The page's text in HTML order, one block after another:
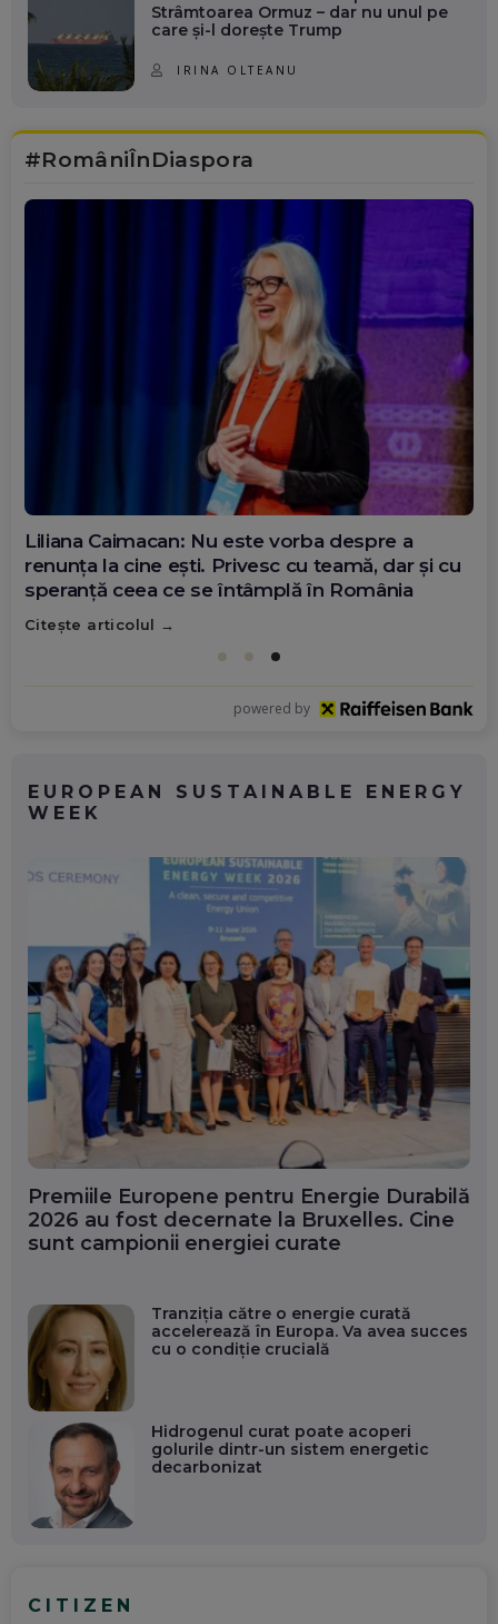
Strâmtoarea Ormuz – dar nu unul pe
care și-l dorește Trump
IRINA OLTEANU
#RomâniÎnDiaspora
Diana Olar, românca de la Google care
demonstrează că diaspora poate schimba
România
Citește articolul
powered by
EUROPEAN SUSTAINABLE ENERGY
WEEK
Premiile Europene pentru Energie Durabilă
2026 au fost decernate la Bruxelles. Cine
sunt campionii energiei curate
Tranziția către o energie curată
accelerează în Europa. Va avea succes
cu o condiție crucială
Hidrogenul curat poate acoperi
golurile dintr-un sistem energetic
decarbonizat
CITIZEN